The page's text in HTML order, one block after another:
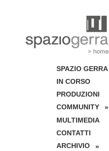
SPAZIO GERRA
IN CORSO
PRODUZIONI
COMMUNITY
»
MULTIMEDIA
CONTATTI
ARCHIVIO
»